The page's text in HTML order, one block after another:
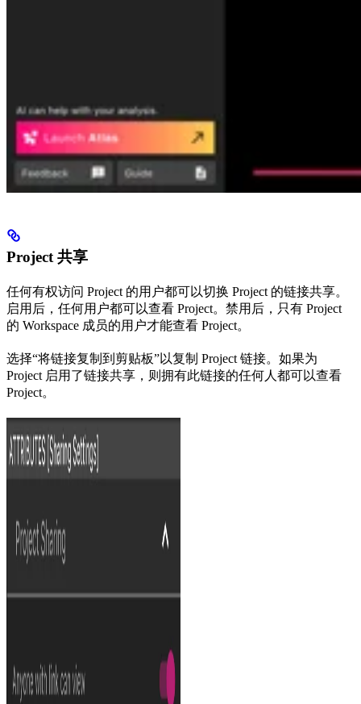
Project 共享
任何有权访问 Project 的用户都可以切换 Project 的链接共享。
启用后，任何用户都可以查看 Project。禁用后，只有 Project
的 Workspace 成员的用户才能查看 Project。
选择“将链接复制到剪贴板”以复制 Project 链接。如果为
Project 启用了链接共享，则拥有此链接的任何人都可以查看
Project。